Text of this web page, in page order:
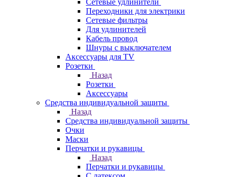
Сетевые удлинители
Переходники для электрики
Сетевые фильтры
Для удлинителей
Кабель провод
Шнуры с выключателем
Аксессуары для TV
Розетки
Назад
Розетки
Аксессуары
Средства индивидуальной защиты
Назад
Средства индивидуальной защиты
Очки
Маски
Перчатки и рукавицы
Назад
Перчатки и рукавицы